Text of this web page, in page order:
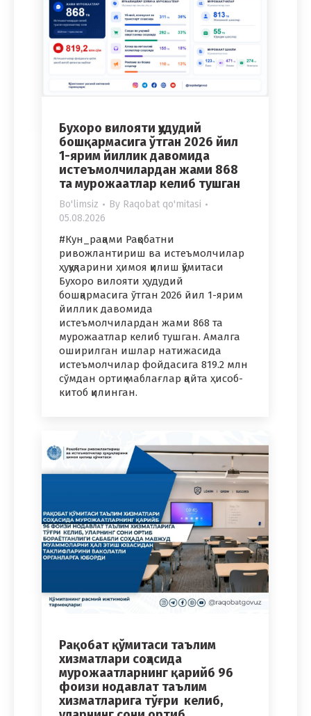
Бухоро вилояти ҳудудий
бошқармасига ўтган 2026 йил
1-ярим йиллик давомида
истеъмолчилардан жами 868
та мурожаатлар келиб тушган
Bo'limsiz By Raqobat qo'mitasi
05.08.2026
#Кун_рақами Рақобатни
ривожлантириш ва истеъмолчилар
ҳуқуқларини ҳимоя қилиш қўмитаси
Бухоро вилояти ҳудудий
бошқармасига ўтган 2026 йил 1-ярим
йиллик давомида
истеъмолчилардан жами 868 та
мурожаатлар келиб тушган. Амалга
оширилган ишлар натижасида
истеъмолчилар фойдасига 819.2 млн
сўмдан ортиқ маблағлар қайта ҳисоб-
китоб қилинган.
Рақобат қўмитаси таълим
хизматлари соҳасида
мурожаатларнинг қарийб 96
фоизи нодавлат таълим
хизматларига тўғри келиб,